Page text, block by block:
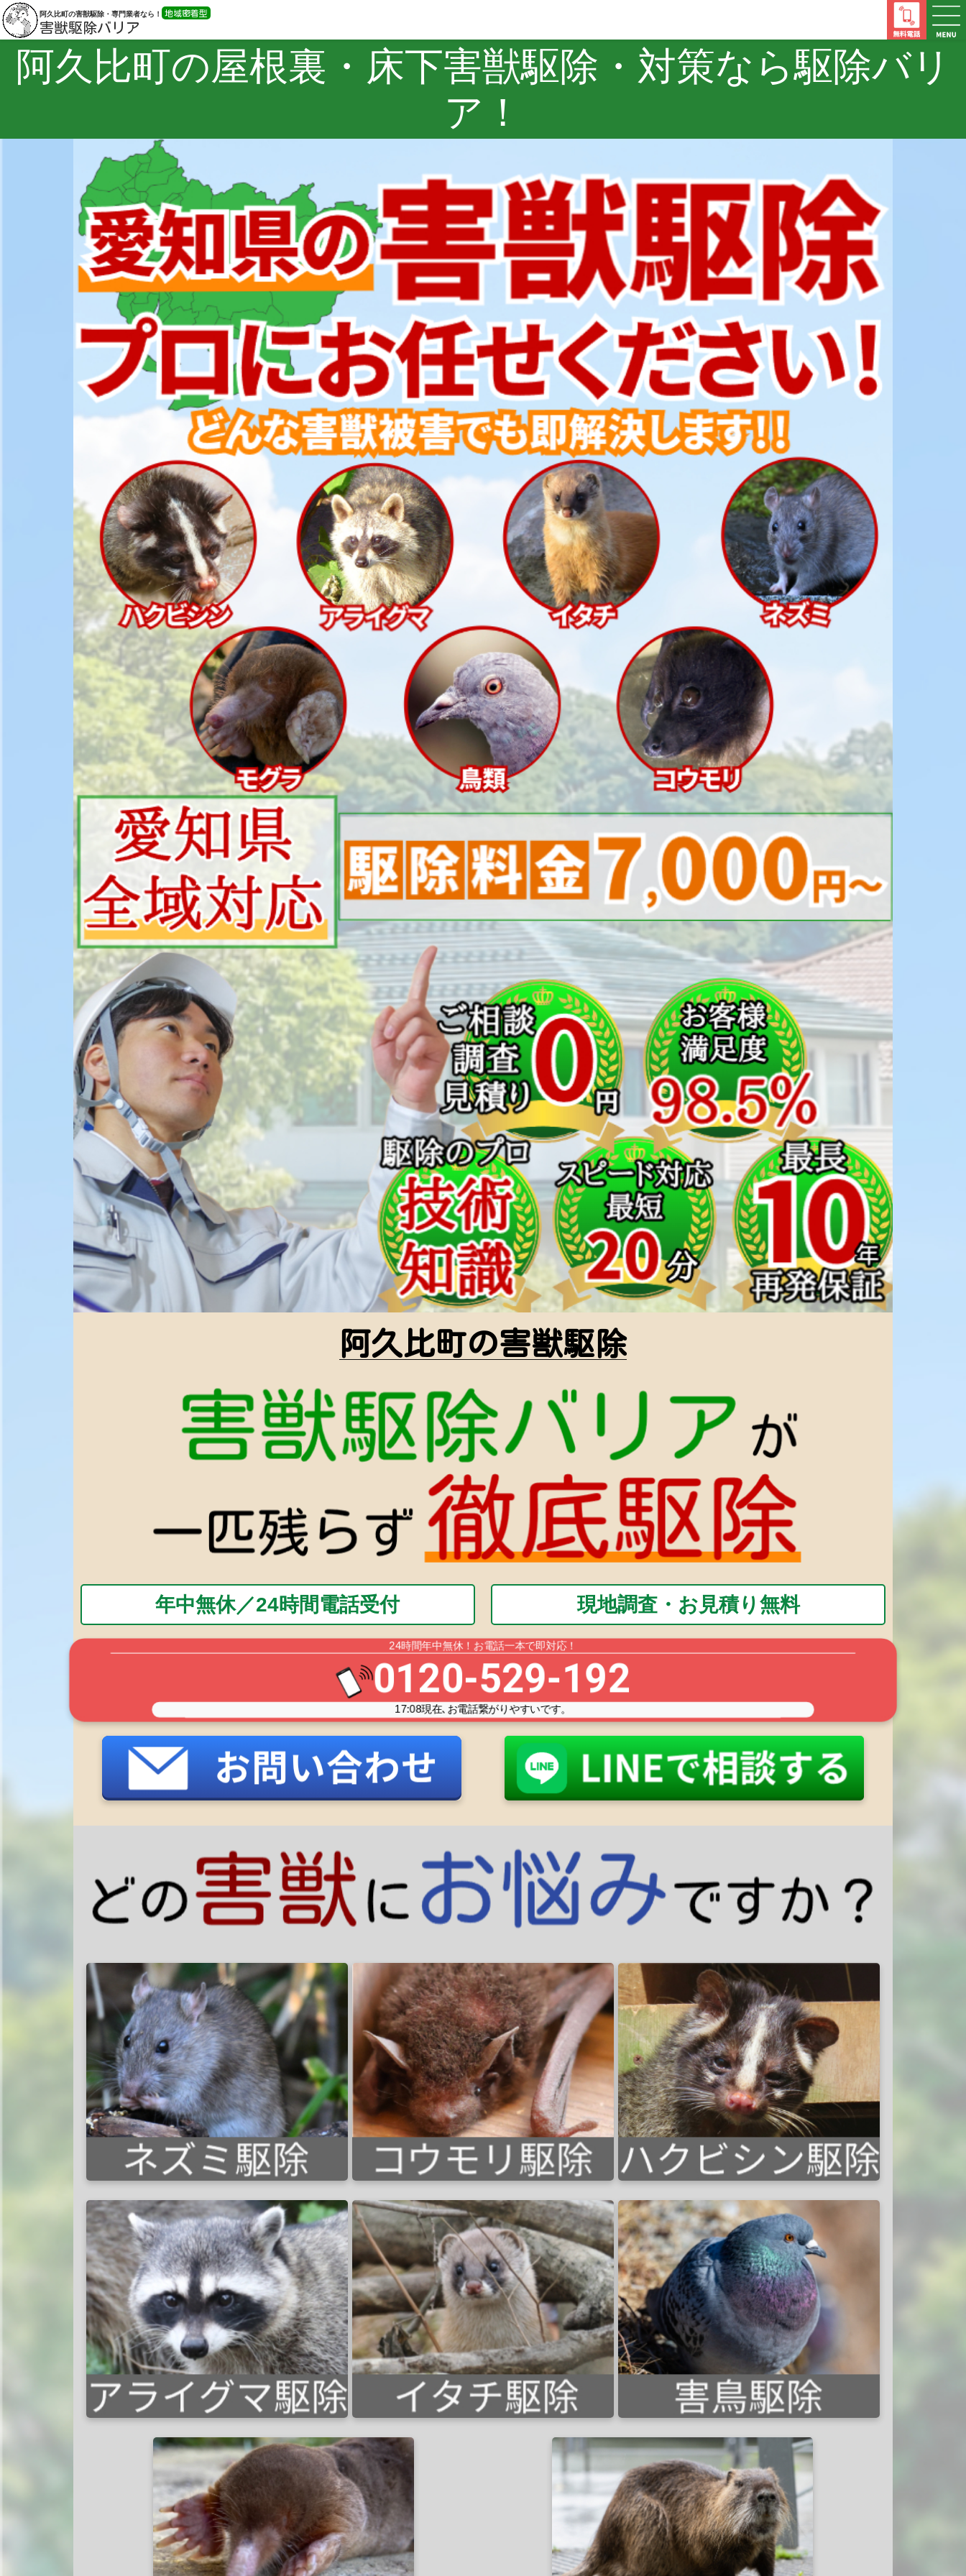
阿久比町の害獣駆除・専門業者なら！ 地域密着型
害獣駆除バリア
阿久比町の屋根裏・床下害獣駆除・対策なら駆除バリ
ア！
阿久比町の害獣駆除
年中無休／24時間電話受付 現地調査・お見積り無料
24時間年中無休！お電話一本で即対応！
0120-529-192
17:08現在､お電話繋がりやすいです。